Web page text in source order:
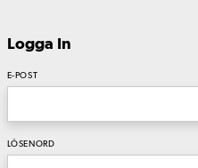
Logga In
E-POST
LÖSENORD